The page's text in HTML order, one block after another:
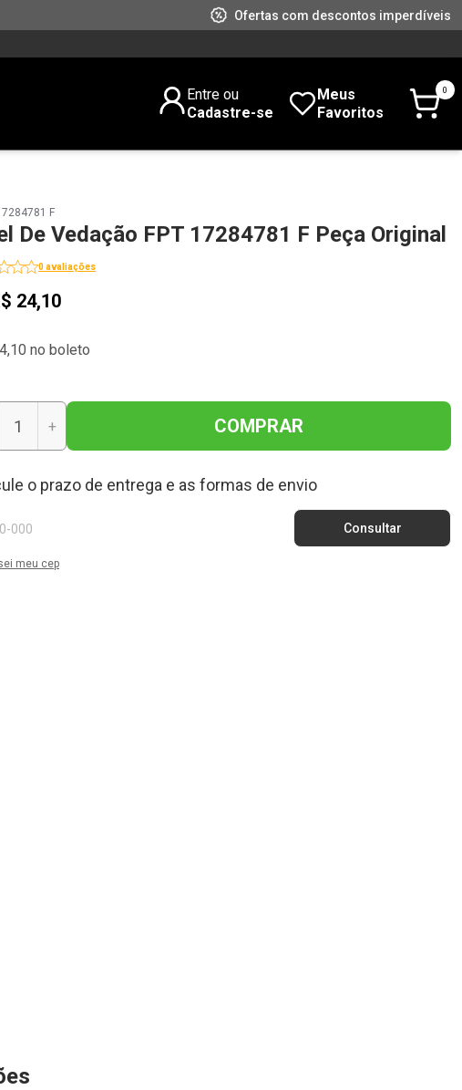
Ofertas com descontos imperdíveis
Entre ou
Cadastre-se
Meus
Favoritos
0
F
De Vedação FPT 17284781 F Peça Original
0 avaliações
24,10
no boleto
+ COMPRAR
o prazo de entrega e as formas de envio
meu cep